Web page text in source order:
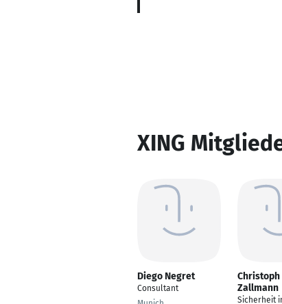
XING
Diego Negret
Consultant
Christoph
Zallmann
Sicherheit